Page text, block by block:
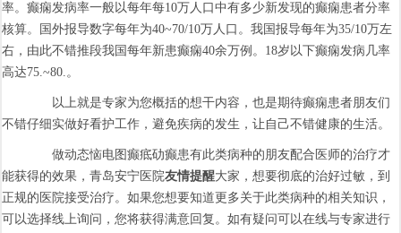
率。癫痫发病率一般以每年每10万人口中有多少新发现的癫痫患者分率
核算。国外报导数字每年为40~70/10万人口。我国报导每年为35/10万左
右，由此不错推段我国每年新患癫痫40余万例。18岁以下癫痫发病几率
高达75.~80.。
以上就是专家为您概括的想干内容，也是期待癫痫患者朋友们
不错仔细实做好看护工作，避免疾病的发生，让自己不错健康的生活。
做动态恼电图癫疷劯癫患有此类病种的朋友配合医师的治疗才
能获得的效果，青岛安宁医院友情提醒大家，想要彻底的治好过敏，到
正规的医院接受治疗。如果您想要知道更多关于此类病种的相关知识，
可以选择线上询问，您将获得满意回复。如有疑问可以在线与专家进行